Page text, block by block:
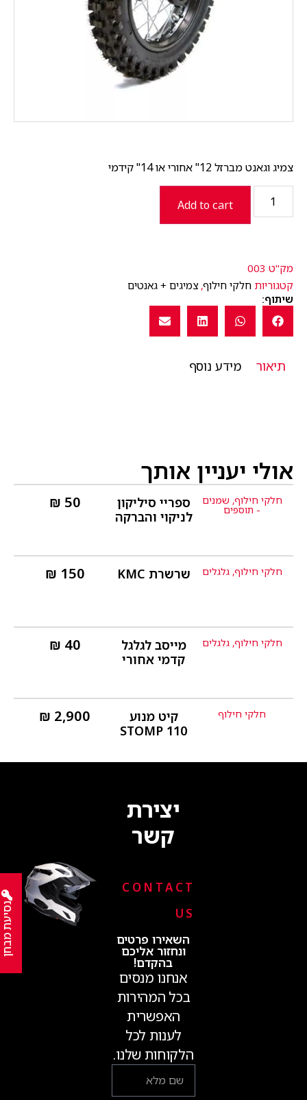
צמיג וגאנט מברזל 12" אחורי או 14" קידמי
Add to cart
מק"ט 003
קטגוריות חלקי חילוף, צמיגים + גאנטים
שיתוף:
תיאור מידע נוסף
אולי יעניין אותך
פרטים נוספים
חלקי חילוף, שמנים
- תוספים
ספריי סיליקון
לניקוי והברקה
₪ 50
פרטים נוספים
חלקי חילוף,גלגלים שרשרת KMC ₪ 150
פרטים נוספים
חלקי חילוף,גלגלים
מייסב לגלגל
קדמי אחורי
₪ 40
פרטים נוספים
חלקי חילוף
קיט מנוע
STOMP 110
₪ 2,900
נסיעת מבחן
יצירת
קשר
CONTACT
US
השאירו פרטים
ונחזור אליכם
בהקדם!
אנחנו מנסים
בכל המהירות
האפשרית
לענות לכל
הלקוחות שלנו.